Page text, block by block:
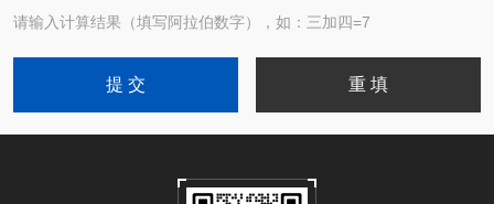
请输入计算结果（填写阿拉伯数字），如：三加四=7